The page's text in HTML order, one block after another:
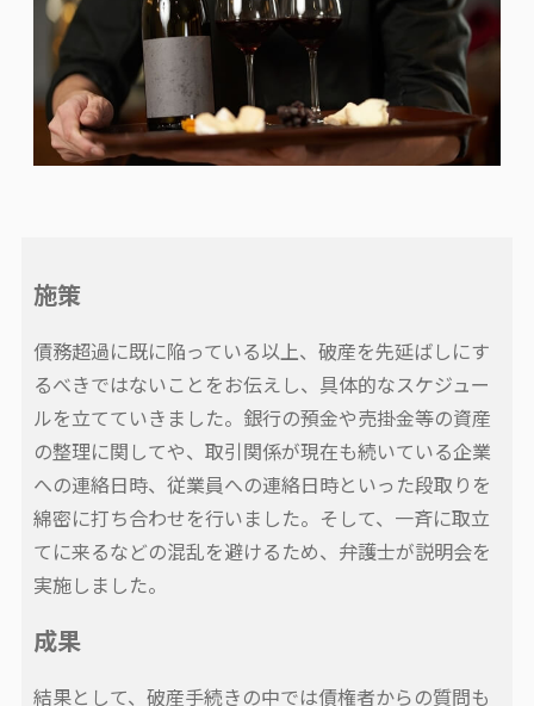
施策
債務超過に既に陥っている以上、破産を先延ばしにす
るべきではないことをお伝えし、具体的なスケジュー
ルを立てていきました。銀行の預金や売掛金等の資産
の整理に関してや、取引関係が現在も続いている企業
への連絡日時、従業員への連絡日時といった段取りを
綿密に打ち合わせを行いました。そして、一斉に取立
てに来るなどの混乱を避けるため、弁護士が説明会を
実施しました。
成果
結果として、破産手続きの中では債権者からの質問も